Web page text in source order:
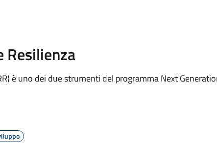
Resilienza
è uno dei due strumenti del programma Next